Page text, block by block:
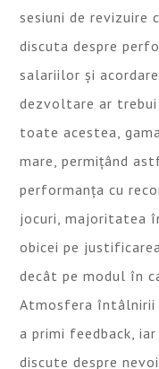
sesiuni de revizuire
discuta despre
salariilor și
dezvoltare ar
toate acestea,
mare, permițând
performanța cu
jocuri, majoritatea
obicei pe
decât pe modul în
Atmosfera întâlnirii
a primi feedback,
discute despre